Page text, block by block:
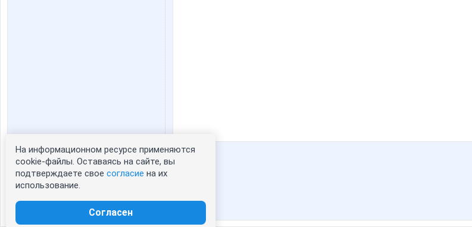
Статистика портрета:
сейчас просматривают портрет - 0
зарегистрированные пользователи
На информационном ресурсе применяются
cookie-файлы. Оставаясь на сайте, вы
подтверждаете свое согласие на их
использование.
Согласен